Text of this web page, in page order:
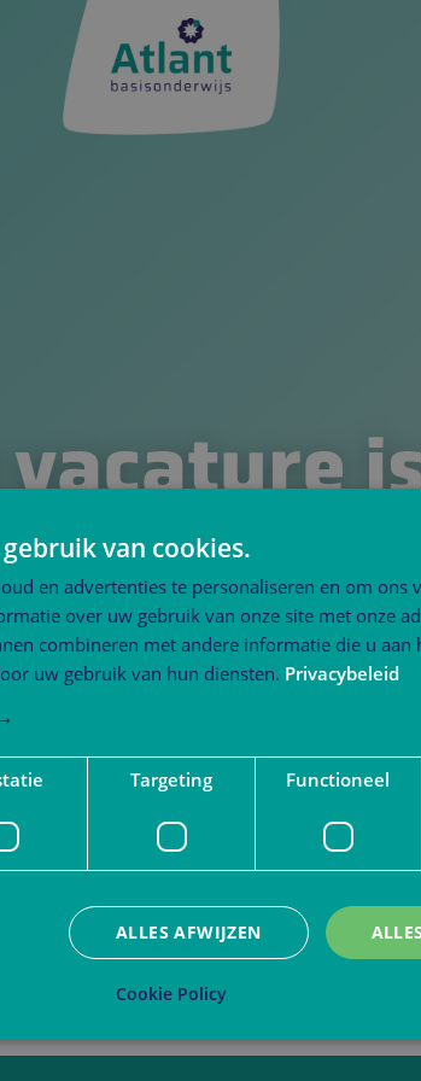
vacature
van cookies.
en advertenties te personaliseren en om ons
over uw gebruik van onze site met onze
combineren met andere informatie die u aan
uw gebruik van hun diensten. Privacybeleid
Targeting Functioneel
ALLES AFWIJZEN
Cookie Policy